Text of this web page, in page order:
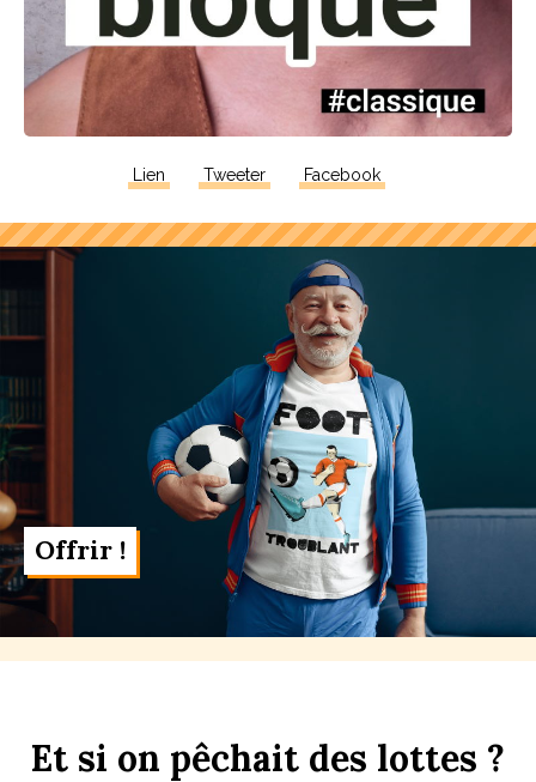
Lien Tweeter Facebook
Offrir !
Et si on pêchait des lottes ?